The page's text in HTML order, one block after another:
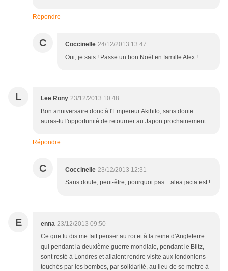
Répondre
C Coccinelle 24/12/2013 13:47
Oui, je sais ! Passe un bon Noël en famille Alex !
L Lee Rony 23/12/2013 10:48
Bon anniversaire donc à l'Empereur Akihito, sans doute
auras-tu l'opportunité de retourner au Japon prochainement.
Répondre
C Coccinelle 23/12/2013 12:31
Sans doute, peut-être, pourquoi pas... alea jacta est !
E enna 23/12/2013 09:50
Ce que tu dis me fait penser au roi et à la reine d'Angleterre
qui pendant la deuxième guerre mondiale, pendant le Blitz,
sont resté à Londres et allaient rendre visite aux londoniens
touchés par les bombes, par solidarité, au lieu de se mettre à